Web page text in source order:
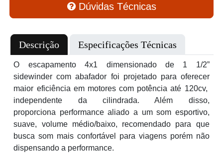
Dúvidas Técnicas
Descrição Especificações Técnicas
O escapamento 4x1 dimensionado de 1 1/2”
sidewinder com abafador foi projetado para oferecer
maior eficiência em motores com potência até 120cv,
independente da cilindrada. Além disso,
proporciona performance aliado a um som esportivo,
suave, volume médio/baixo, recomendado para que
busca som mais confortável para viagens porém não
dispensando a performance.